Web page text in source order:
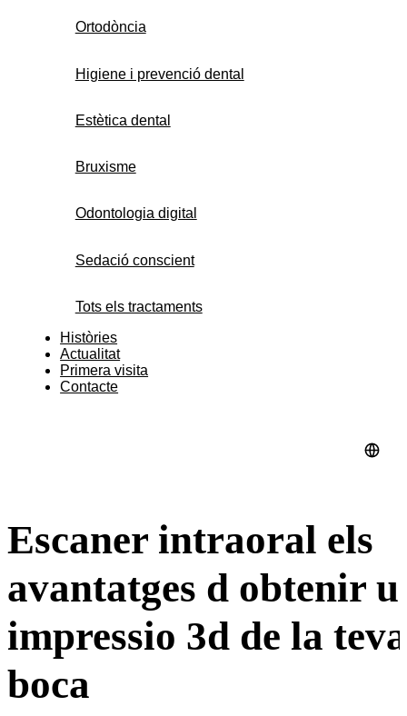
Ortodòncia
Higiene i prevenció dental
Estètica dental
Bruxisme
Odontologia digital
Sedació conscient
Tots els tractaments
Històries
Actualitat
Primera visita
Contacte
Escaner intraoral els
avantatges d obtenir
impressio 3d de la teva
boca